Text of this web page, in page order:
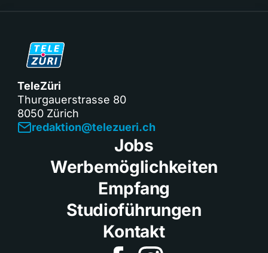
TeleZüri
Thurgauerstrasse 80
8050 Zürich
redaktion@telezueri.ch
Jobs
Werbemöglichkeiten
Empfang
Studioführungen
Kontakt